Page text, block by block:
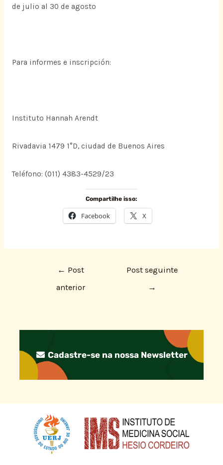
de julio al 30 de agosto
Para informes e inscripción:
Instituto Hannah Arendt
Rivadavia 1479 1°D, ciudad de Buenos Aires
Teléfono: (011) 4383-4529/23
Compartilhe isso:
Facebook X
← Post
anterior
Post seguinte
→
Cadastre-se na nossa Newsletter